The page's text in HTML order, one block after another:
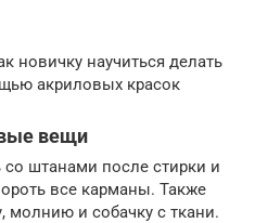
новичку научиться делать
акриловых красок
вещи
штанами после стирки и
все карманы. Также
молнию и собачку с ткани.